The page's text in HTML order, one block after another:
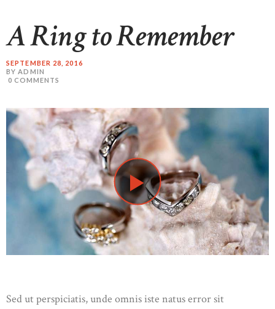
A Ring to Remember
SEPTEMBER 28, 2016
BY ADMIN
0 COMMENTS
Sed ut perspiciatis, unde omnis iste natus error sit